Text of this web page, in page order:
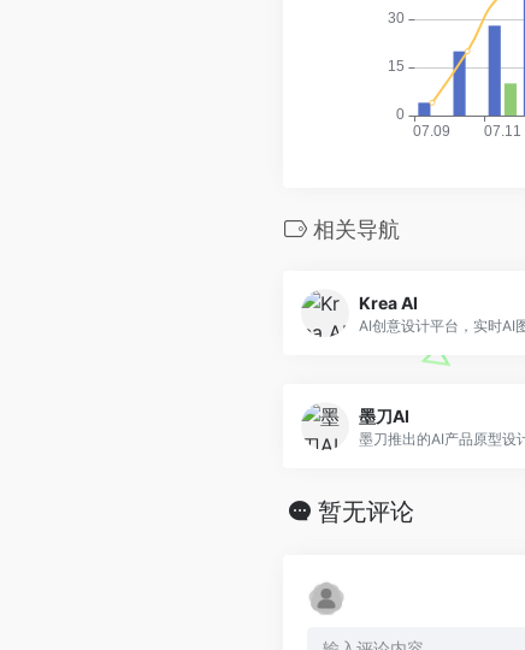
相关导航
Krea AI
AI创意设计平台，实时AI
墨刀AI
墨刀推出的AI产品原型设
暂无评论